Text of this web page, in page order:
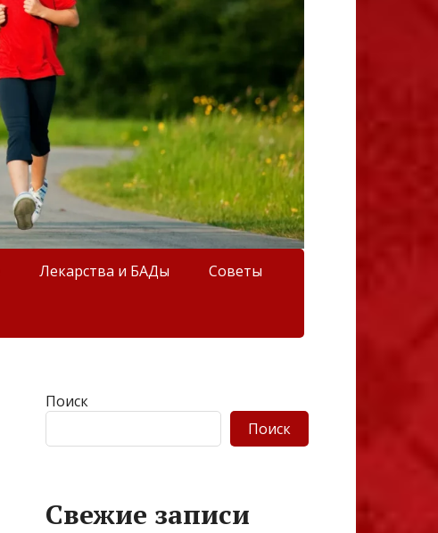
Лекарства и БАДы Советы
Поиск
Поиск
Свежие записи